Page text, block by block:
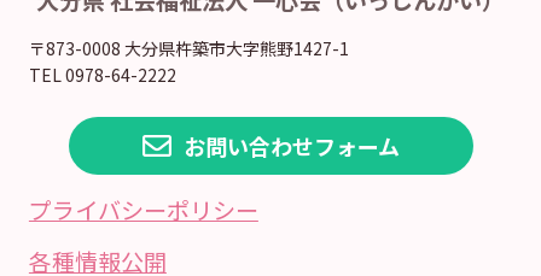
〒873-0008 大分県杵築市大字熊野1427-1
TEL 0978-64-2222
お問い合わせフォーム
プライバシーポリシー
各種情報公開